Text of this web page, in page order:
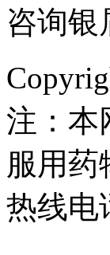
咨询银
注：本
服用药
热线电